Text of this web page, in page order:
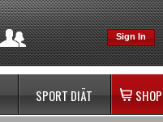
Sign In
SPORT DIÄT SHOP